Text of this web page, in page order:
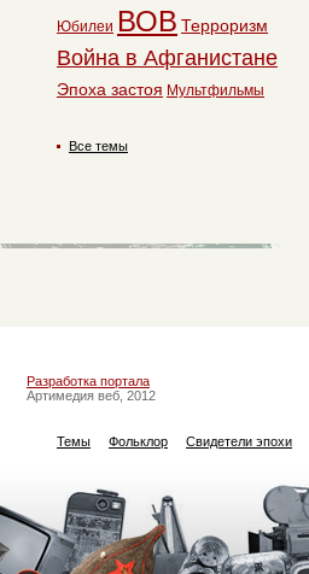
Юбилеи ВОВ Терроризм
Война в Афганистане
Эпоха застоя Мультфильмы
Все темы
Разработка портала
Артимедия веб, 2012
Темы Фольклор Свидетели эпохи